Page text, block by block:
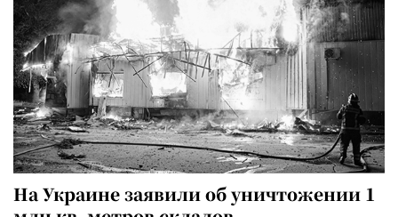
На Украине заявили об уничтожении 1